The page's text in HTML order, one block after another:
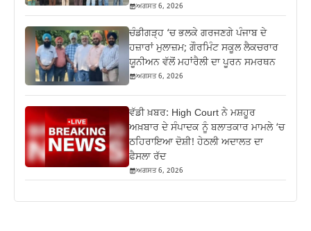
ਅਗਸਤ 6, 2026
ਚੰਡੀਗੜ੍ਹ ‘ਚ ਭਲਕੇ ਗਰਜਣਗੇ ਪੰਜਾਬ ਦੇ
ਹਜ਼ਾਰਾਂ ਮੁਲਾਜ਼ਮ; ਗੌਰਮਿੰਟ ਸਕੂਲ ਲੈਕਚਰਾਰ
ਯੂਨੀਅਨ ਵੱਲੋਂ ਮਹਾਂਰੈਲੀ ਦਾ ਪੂਰਨ ਸਮਰਥਨ
ਅਗਸਤ 6, 2026
ਵੱਡੀ ਖ਼ਬਰ: High Court ਨੇ ਮਸ਼ਹੂਰ
ਅਖ਼ਬਾਰ ਦੇ ਸੰਪਾਦਕ ਨੂੰ ਬਲਾਤਕਾਰ ਮਾਮਲੇ ‘ਚ
ਠਹਿਰਾਇਆ ਦੋਸ਼ੀ! ਹੇਠਲੀ ਅਦਾਲਤ ਦਾ
ਫੈਸਲਾ ਰੱਦ
ਅਗਸਤ 6, 2026